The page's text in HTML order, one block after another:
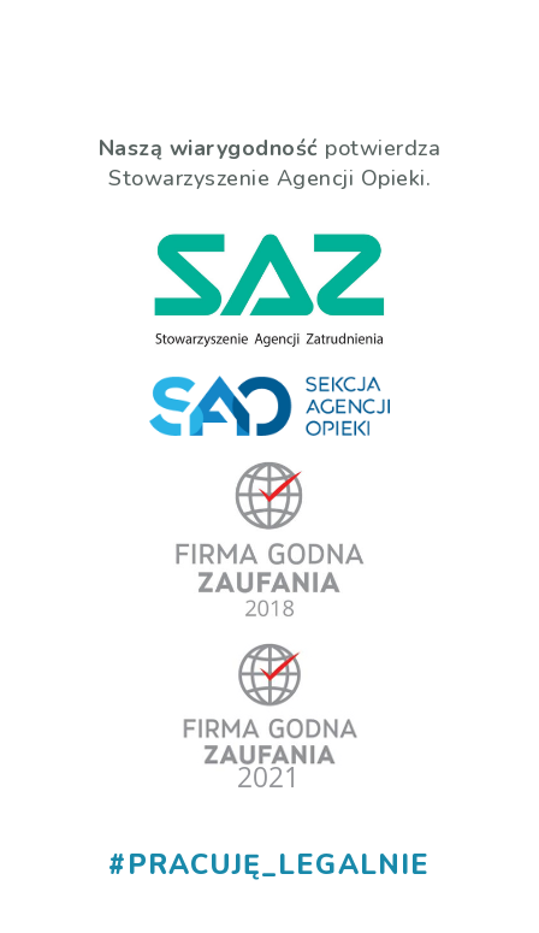
Naszą wiarygodność potwierdza
Stowarzyszenie Agencji Opieki.
#PRACUJĘ_LEGALNIE